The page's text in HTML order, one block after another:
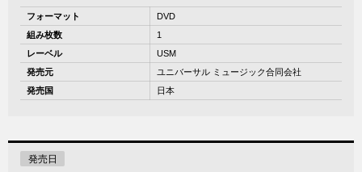
フォーマット
DVD
組み枚数
1
レーベル
USM
発売元
ユニバーサル ミュージック合同会社
発売国
日本
発売日